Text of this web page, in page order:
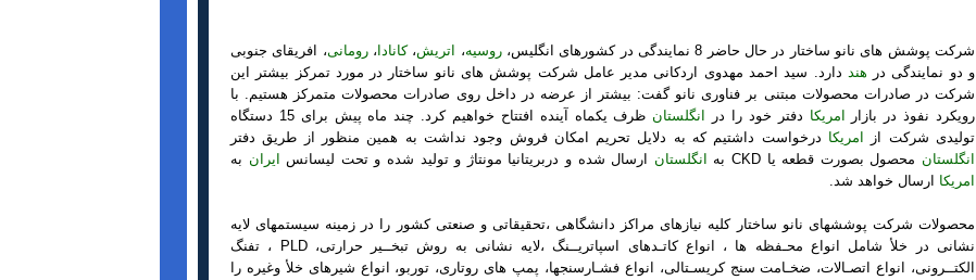
شرکت پوشش های نانو ساختار در حال حاضر 8 نمایندگی در کشورهای انگلیس، روسیه، اتریش،کانادا،رومانی، افریقای جنوبی
و دو نمایندگی در هند دارد. سید احمد مهدوی اردکانی مدیر عامل شرکت پوشش های نانو ساختار در مورد تمرکز بیشتر این
شرکت در صادرات محصولات مبتنی بر فناوری نانو گفت: بیشتر از عرضه در داخل روی صادرات محصولات متمرکز هستیم. با
رویکرد نفوذ در بازار
امریکا دفتر خود را در انگلستان
ظرف یکماه آینده افتتاح خواهیم کرد. چند ماه پیش برای 15 دستگاه
تولیدی شرکت از
امریکا درخواست داشتیم که به دلایل تحریم امکان فروش وجود نداشت به همین منظور از طریق دفتر
انگلستان محصول بصورت قطعه یا CKD به انگلستان ارسال شده و دربریتانیا مونتاژ و تولید شده و تحت لیسانس ایران به
امریکا ارسال خواهد شد.
محصولات شرکت پوششهای نانو ساختار کلیه نیازهای مراکز دانشگاهی ،تحقیقاتی و صنعتی کشور را در زمینه سیستمهای لایه
نشانی در خلأ شامل انواع محـفظه ها ، انواع کاتـدهای اسپاتریــنگ ،لایه نشانی به روش تبخــیر حرارتی، PLD ، تفنگ
الکتــرونی، انواع اتصـالات، ضخـامت سنج کریسـتالی، انواع فشـارسنجها، پمپ های روتاری، توربو، انواع شیرهای خلأ وغیره را